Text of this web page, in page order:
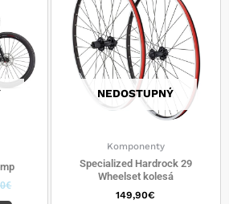
€
Možnosti
si
môžete
NEDOSTUPNÝ
Komponenty
Specialized Hardrock 29
Wheelset kolesá
149,90€